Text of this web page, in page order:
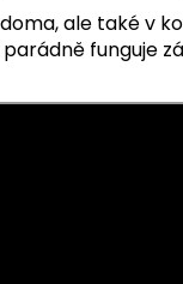
ale také v
funguje